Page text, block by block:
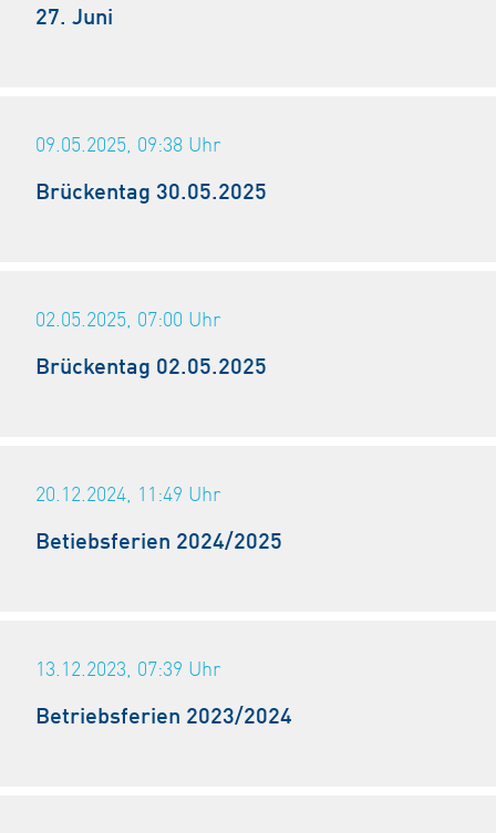
27. Juni
09.05.2025, 09:38 Uhr
Brückentag 30.05.2025
02.05.2025, 07:00 Uhr
Brückentag 02.05.2025
20.12.2024, 11:49 Uhr
Betiebsferien 2024/2025
13.12.2023, 07:39 Uhr
Betriebsferien 2023/2024